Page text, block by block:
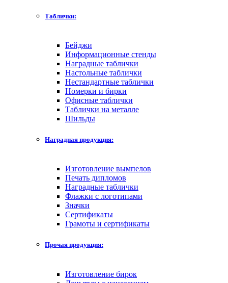
Таблички:
Бейджи
Информационные стенды
Наградные таблички
Настольные таблички
Нестандартные таблички
Номерки и бирки
Офисные таблички
Таблички на металле
Шильды
Наградная продукция:
Изготовление вымпелов
Печать дипломов
Наградные таблички
Флажки с логотипами
Значки
Сертификаты
Грамоты и сертификаты
Прочая продукция:
Изготовление бирок